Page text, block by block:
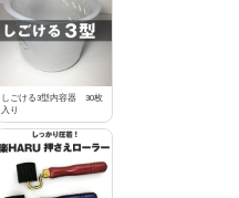
しごける3型内容器 30枚
入り